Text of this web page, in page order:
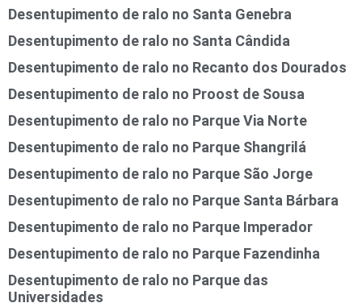
Desentupimento de ralo no Santa Genebra
Desentupimento de ralo no Santa Cândida
Desentupimento de ralo no Recanto dos Dourados
Desentupimento de ralo no Proost de Sousa
Desentupimento de ralo no Parque Via Norte
Desentupimento de ralo no Parque Shangrilá
Desentupimento de ralo no Parque São Jorge
Desentupimento de ralo no Parque Santa Bárbara
Desentupimento de ralo no Parque Imperador
Desentupimento de ralo no Parque Fazendinha
Desentupimento de ralo no Parque das
Universidades